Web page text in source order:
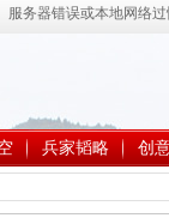
兵家韬略 创